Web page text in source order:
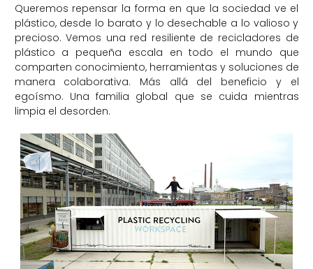
Queremos repensar la forma en que la sociedad ve el
plástico, desde lo barato y lo desechable a lo valioso y
precioso. Vemos una red resiliente de recicladores de
plástico a pequeña escala en todo el mundo que
comparten conocimiento, herramientas y soluciones de
manera colaborativa. Más allá del beneficio y el
egoísmo. Una familia global que se cuida mientras
limpia el desorden.